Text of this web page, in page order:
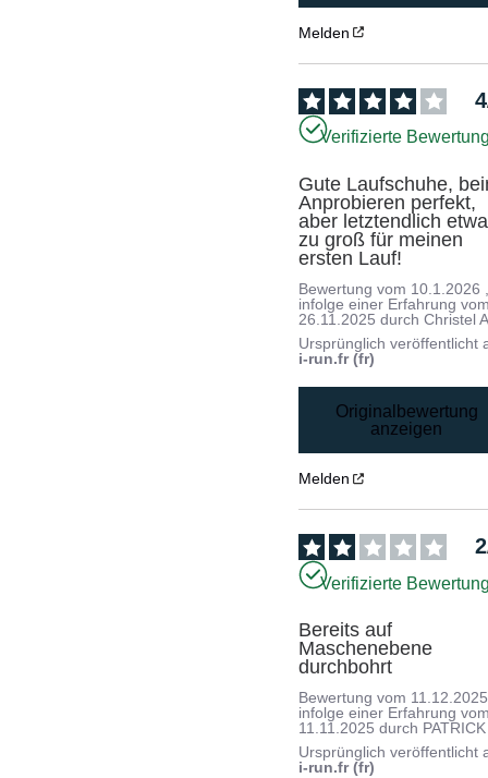
Melden
4
Verifizierte
Gute Laufschuhe,
Anprobieren perfekt,
aber letztendlich
zu groß für meinen
ersten Lauf!
Bewertung vom 10.1.2026
infolge einer Erfahrung
26.11.2025 durchChristel
Ursprünglich veröffentlicht
i-run.fr (fr)
Originalbewertung
anzeigen
Melden
2
Verifizierte
Bereits auf
Maschenebene
durchbohrt
Bewertung vom 11.12.2025
infolge einer Erfahrung
11.11.2025 durch
Ursprünglich veröffentlicht
i-run.fr (fr)